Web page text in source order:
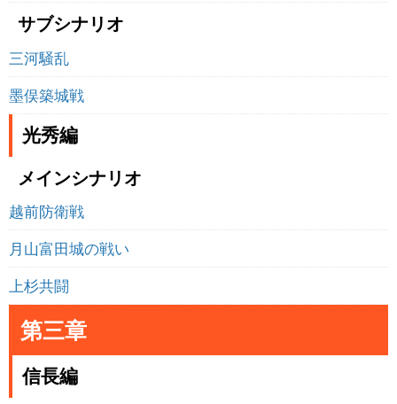
サブシナリオ
三河騒乱
墨俣築城戦
光秀編
メインシナリオ
越前防衛戦
月山富田城の戦い
上杉共闘
第三章
信長編